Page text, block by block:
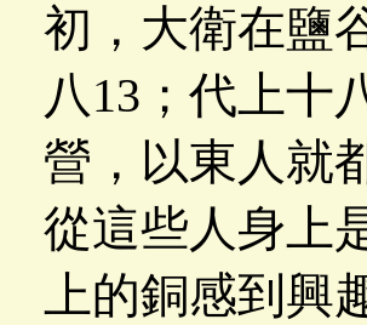
初，大衛在鹽
八13；代上十
營，以東人就
從這些人身上
上的銅感到興